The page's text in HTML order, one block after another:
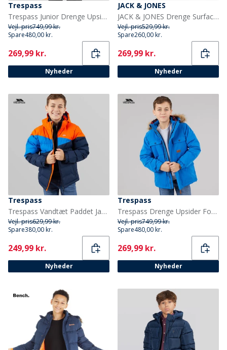
Trespass
Trespass Junior Drenge Upsider Isoleret Vandtæt Parka Sort
Vejl. pris749,99 kr.
Spare480,00 kr.
Current
269,99 kr.
Nyheder
JACK & JONES
JACK & JONES Drenge Surface Puffer Jakke Asphalt/Sort
Vejl. pris529,99 kr.
Spare260,00 kr.
Current
269,99 kr.
Nyheder
Trespass
Trespass Vandtæt Paddet Jakke med Hætte til Junior Drenge Blå/Rød/Blå
Vejl. pris629,99 kr.
Spare380,00 kr.
Current
249,99 kr.
Nyheder
Trespass
Trespass Drenge Upsider Foret Vandtæt Parka Blå
Vejl. pris749,99 kr.
Spare480,00 kr.
Current
269,99 kr.
Nyheder